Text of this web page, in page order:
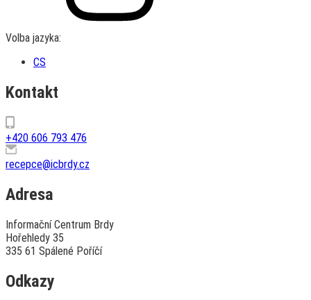
Volba jazyka:
CS
Kontakt
+420 606 793 476
recepce@icbrdy.cz
Adresa
Informační Centrum Brdy
Hořehledy 35
335 61 Spálené Poříčí
Odkazy